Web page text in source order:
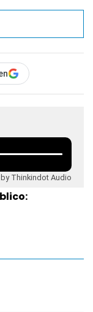
Thinkindot Audio